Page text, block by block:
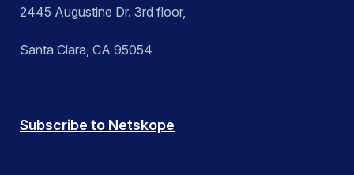
2445 Augustine Dr. 3rd floor,
Santa Clara, CA 95054
Subscribe to Netskope